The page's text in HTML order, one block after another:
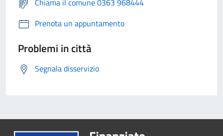
Prenota un appuntamento
Problemi in città
Segnala disservizio